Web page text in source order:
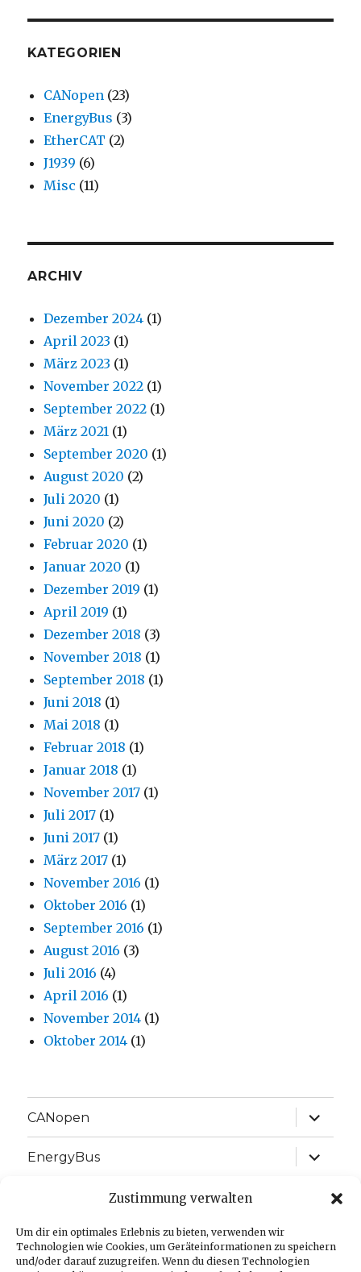
Zustimmung verwalten
Um dir ein optimales Erlebnis zu bieten, verwenden wir
Technologien wie Cookies, um Geräteinformationen zu speichern
und/oder darauf zuzugreifen. Wenn du diesen Technologien
KATEGORIEN
CANopen (23)
EnergyBus (3)
EtherCAT (2)
J1939 (6)
Misc (11)
ARCHIV
Dezember 2024 (1)
April 2023 (1)
März 2023 (1)
November 2022 (1)
September 2022 (1)
März 2021 (1)
September 2020 (1)
August 2020 (2)
Juli 2020 (1)
Juni 2020 (2)
Februar 2020 (1)
Januar 2020 (1)
Dezember 2019 (1)
April 2019 (1)
Dezember 2018 (3)
November 2018 (1)
September 2018 (1)
Juni 2018 (1)
Mai 2018 (1)
Februar 2018 (1)
Januar 2018 (1)
November 2017 (1)
Juli 2017 (1)
Juni 2017 (1)
März 2017 (1)
November 2016 (1)
Oktober 2016 (1)
September 2016 (1)
August 2016 (3)
Juli 2016 (4)
April 2016 (1)
November 2014 (1)
Oktober 2014 (1)
CANopen
EnergyBus
J1939